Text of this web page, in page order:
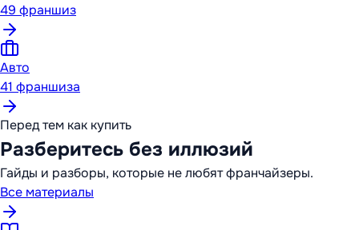
49 франшиз
Авто
41 франшиза
Перед тем как купить
Разберитесь без иллюзий
Гайды и разборы, которые не любят франчайзеры.
Все материалы